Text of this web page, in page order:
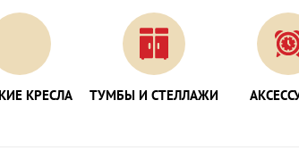
КРЕСЛА ТУМБЫ И СТЕЛЛАЖИ